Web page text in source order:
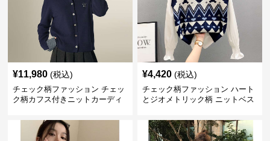
¥11,980 (税込)
チェック柄ファッション チェッ
ク柄カフス付きニットカーディ
¥4,420 (税込)
チェック柄ファッション ハート
とジオメトリック柄 ニットベス